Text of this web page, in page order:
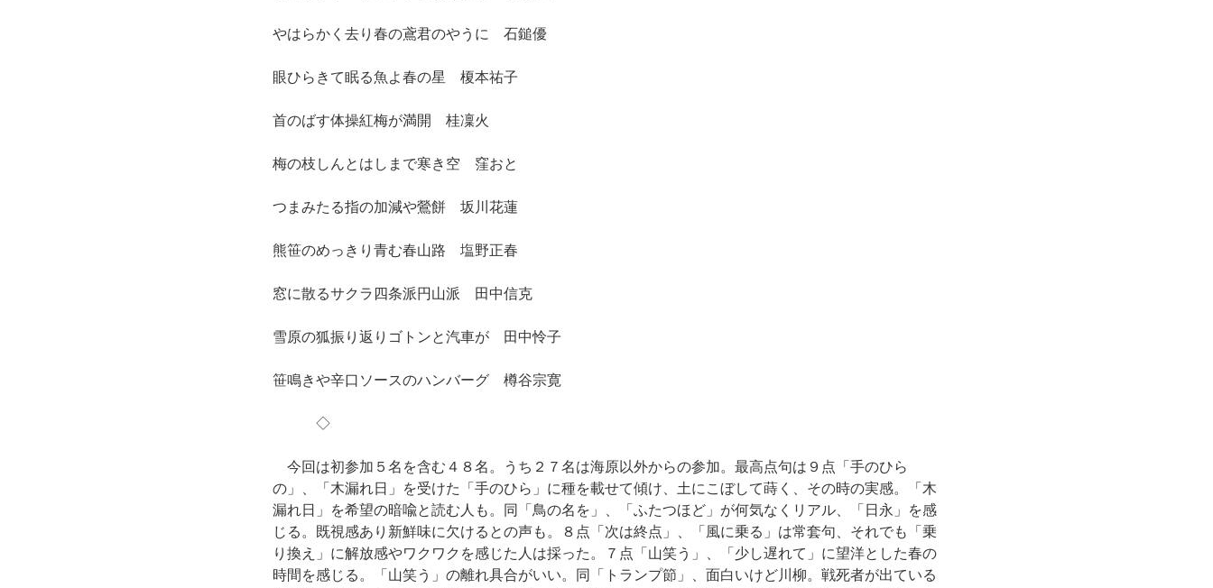
やはらかく去り春の鳶君のやうに 石鎚優
眼ひらきて眠る魚よ春の星 榎本祐子
首のばす体操紅梅が満開 桂凜火
梅の枝しんとはしまで寒き空 窪おと
つまみたる指の加減や鶯餅 坂川花蓮
熊笹のめっきり青む春山路 塩野正春
窓に散るサクラ四条派円山派 田中信克
雪原の狐振り返りゴトンと汽車が 田中怜子
笹鳴きや辛口ソースのハンバーグ 樽谷宗寛
◇
今回は初参加５名を含む４８名。うち２７名は海原以外からの参加。最高点句は９点「手のひら
の」、「木漏れ日」を受けた「手のひら」に種を載せて傾け、土にこぼして蒔く、その時の実感。「木
漏れ日」を希望の暗喩と読む人も。同「鳥の名を」、「ふたつほど」が何気なくリアル、「日永」を感
じる。既視感あり新鮮味に欠けるとの声も。８点「次は終点」、「風に乗る」は常套句、それでも「乗
り換え」に解放感やワクワクを感じた人は採った。７点「山笑う」、「少し遅れて」に望洋とした春の
時間を感じる。「山笑う」の離れ具合がいい。同「トランプ節」、面白いけど川柳。戦死者が出ている